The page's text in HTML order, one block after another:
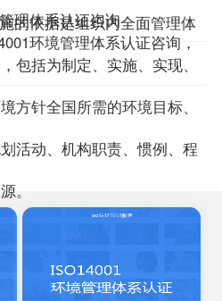
理体系认证咨询
环境管理体系认证咨询，
的依据是组织内全面管理体
包括为制定、实施、实现、
方针全国所需的环境目标、
活动、机构职责、惯例、程
。